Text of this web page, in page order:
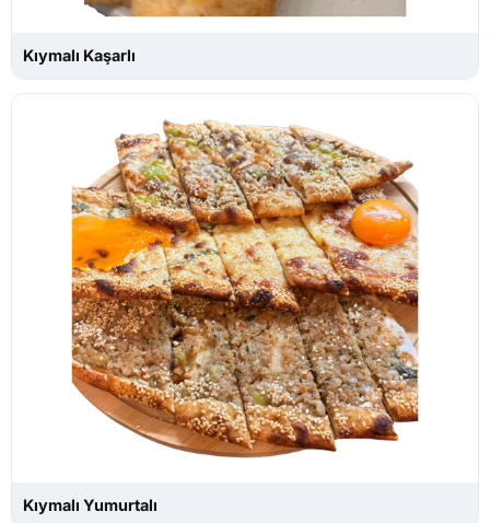
Kıymalı Kaşarlı
Kıymalı Yumurtalı